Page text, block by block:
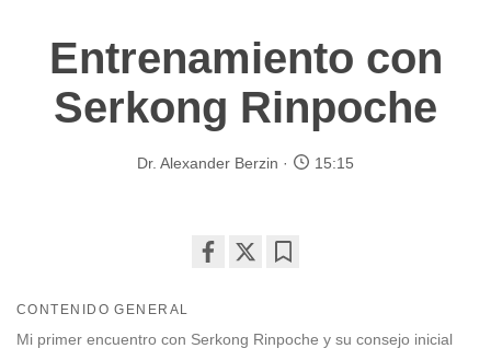
Entrenamiento con
Serkong Rinpoche
Dr. Alexander Berzin 15:15
facebook
CONTENIDO GENERAL
Mi primer encuentro con Serkong Rinpoche y su consejo inicial